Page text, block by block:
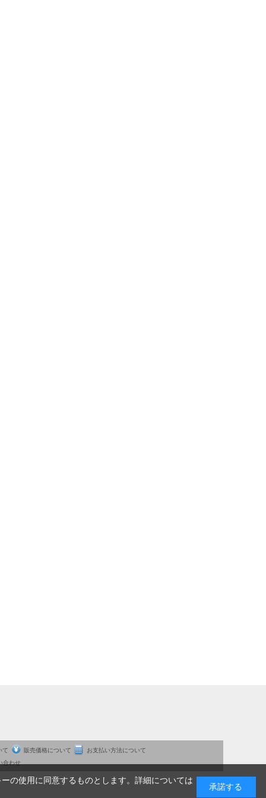
て 販売価格について
お支払い方法について
合わせ
の使用に同意するものとします。詳細については
承諾する